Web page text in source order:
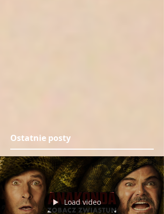
Ostatnie posty
Load video